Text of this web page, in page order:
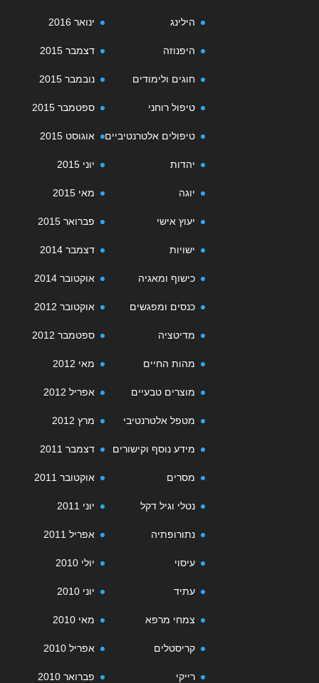
ינואר 2016
דצמבר 2015
נובמבר 2015
ספטמבר 2015
אוגוסט 2015
יוני 2015
מאי 2015
פברואר 2015
דצמבר 2014
אוקטובר 2014
אוקטובר 2012
ספטמבר 2012
מאי 2012
אפריל 2012
מרץ 2012
דצמבר 2011
אוקטובר 2011
יוני 2011
אפריל 2011
יולי 2010
יוני 2010
מאי 2010
אפריל 2010
פברואר 2010
הילינג
היפנוזה
חוגים ולימודים
טיפול רוחני
טיפולים אלטרנטיביים
יהדות
יוגה
יעוץ אישי
ישויות
כישוף ומאגיה
כנסים ומפגשים
מדיטציה
מהות החיים
מוצרים טבעיים
מטפל אלטרנטיבי
מידע נוסף וקישורים
מסרים
נטלי וגיל דקל
נתורופתיה
עיסוי
עתיד
צמחי מרפא
קריסטלים
רייקי